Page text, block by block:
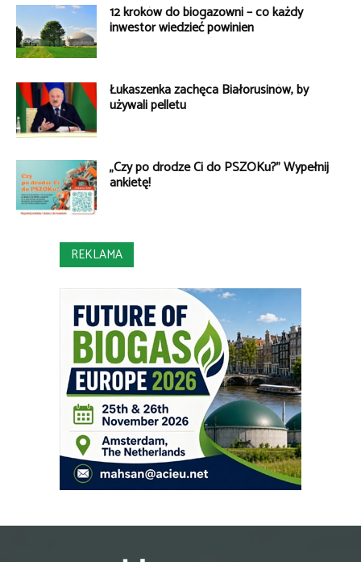
12 kroków do biogazowni – co każdy
inwestor wiedzieć powinien
Łukaszenka zachęca Białorusinów, by
używali pelletu
„Czy po drodze Ci do PSZOKu?” Wypełnij
ankietę!
REKLAMA